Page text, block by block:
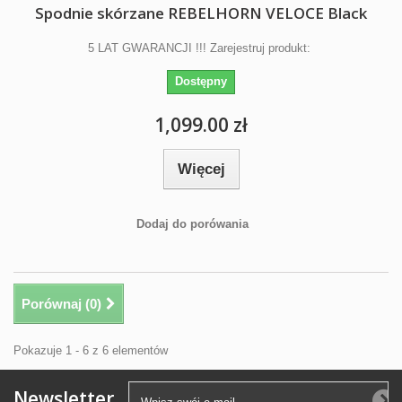
Spodnie skórzane REBELHORN VELOCE Black
5 LAT GWARANCJI !!! Zarejestruj produkt:
Dostępny
1,099.00 zł
Więcej
Dodaj do porówania
Porównaj (0)
Pokazuje 1 - 6 z 6 elementów